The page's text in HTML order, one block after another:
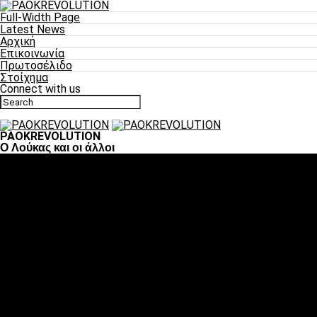
Full-Width Page
Latest News
Αρχική
Επικοινωνία
Πρωτοσέλιδο
Στοίχημα
Connect with us
PAOKREVOLUTION
O Λούκας και οι άλλοι